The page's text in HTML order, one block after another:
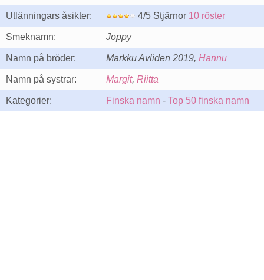
Utlänningars åsikter: 4/5 Stjärnor 10 röster
Smeknamn: Joppy
Namn på bröder: Markku Avliden 2019, Hannu
Namn på systrar: Margit, Riitta
Kategorier: Finska namn - Top 50 finska namn